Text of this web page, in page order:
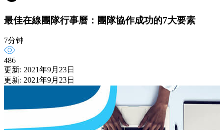
最佳在線團隊行事曆：團隊協作成功的7大要素
7分钟
486
更新: 2021年9月23日
更新: 2021年9月23日